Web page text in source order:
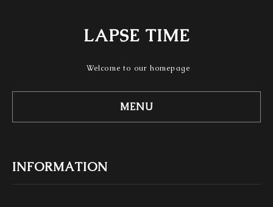
LAPSE TIME
Welcome to our homepage
MENU
INFORMATION